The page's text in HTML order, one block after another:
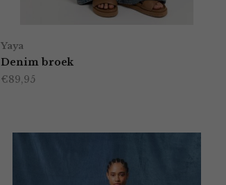
Yaya
Denim broek
€89,95